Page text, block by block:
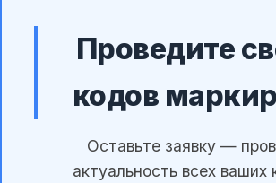
Проведите
кодов
Оставьте заявку —
актуальность всех ваших